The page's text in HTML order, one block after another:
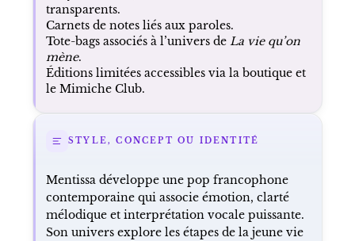
transparents.
Carnets de notes liés aux paroles.
Tote-bags associés à l’univers de La vie qu’on
mène.
Éditions limitées accessibles via la boutique et
le Mimiche Club.
STYLE, CONCEPT OU IDENTITÉ
Mentissa développe une pop francophone
contemporaine qui associe émotion, clarté
mélodique et interprétation vocale puissante.
Son univers explore les étapes de la jeune vie